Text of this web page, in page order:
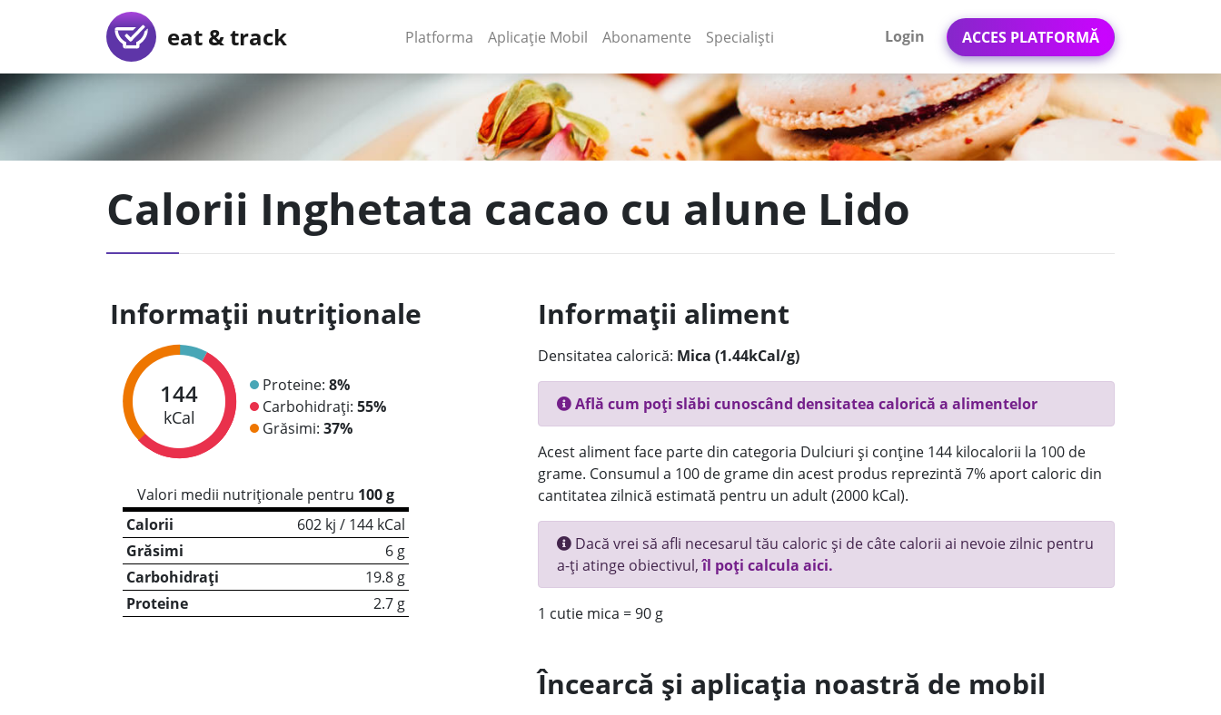
eat & track Platforma (current)
Aplicație Mobil (current)
Abonamente Specialiști Login ACCES PLATFORMĂ
Calorii Inghetata cacao cu alune Lido
Informații nutriționale
144
kCal
Proteine: 8%
Carbohidrați: 55%
Grăsimi: 37%
Valori medii nutriționale pentru 100 g
Calorii
602 kj / 144 kCal
Grăsimi
6 g
Carbohidrați
19.8 g
Proteine
2.7 g
Informații aliment
Densitatea calorică: Mica (1.44kCal/g)
Află cum poți slăbi cunoscând densitatea calorică a alimentelor
Acest aliment face parte din categoria Dulciuri și conține 144 kilocalorii la 100 de
grame. Consumul a 100 de grame din acest produs reprezintă 7% aport caloric din
cantitatea zilnică estimată pentru un adult (2000 kCal).
Dacă vrei să afli necesarul tău caloric și de câte calorii ai nevoie zilnic pentru
a-ți atinge obiectivul,îl poți calcula aici.
1 cutie mica = 90 g
Încearcă și aplicația noastră de mobil